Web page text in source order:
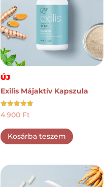
ÚJ
Exilis Májaktív Kapszula
Értékelés:
5.00
4 900 Ft
Kosárba teszem